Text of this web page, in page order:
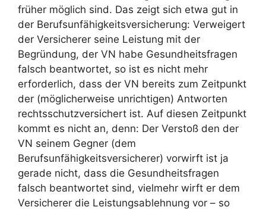
früher möglich sind. Das zeigt sich etwa gut in
der Berufsunfähigkeitsversicherung: Verweigert
der Versicherer seine Leistung mit der
Begründung, der VN habe Gesundheitsfragen
falsch beantwortet, so ist es nicht mehr
erforderlich, dass der VN bereits zum Zeitpunkt
der (möglicherweise unrichtigen) Antworten
rechtsschutzversichert ist. Auf diesen Zeitpunkt
kommt es nicht an, denn: Der Verstoß den der
VN seinem Gegner (dem
Berufsunfähigkeitsversicherer) vorwirft ist ja
gerade nicht, dass die Gesundheitsfragen
falsch beantwortet sind, vielmehr wirft er dem
Versicherer die Leistungsablehnung vor – so